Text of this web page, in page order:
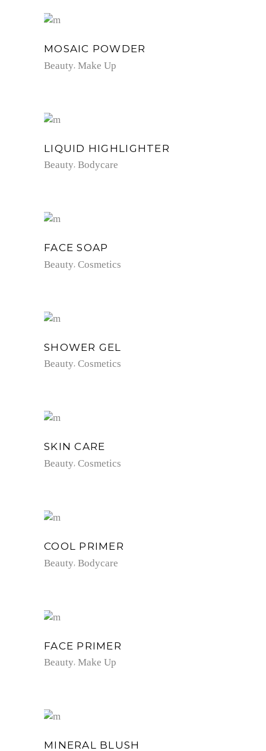
MOSAIC POWDER
Beauty Make Up
LIQUID HIGHLIGHTER
Beauty Bodycare
FACE SOAP
Beauty Cosmetics
SHOWER GEL
Beauty Cosmetics
SKIN CARE
Beauty Cosmetics
COOL PRIMER
Beauty Bodycare
FACE PRIMER
Beauty Make Up
MINERAL BLUSH